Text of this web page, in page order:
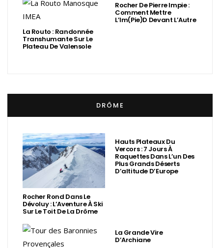
La Routo : Randonnée
Transhumante Sur Le
Plateau De Valensole
Rocher De Pierre Impie :
Comment Mettre
L’Im(Pie)d Devant L’Autre
DRÔME
Rocher Rond Dans Le
Dévoluy : L’Aventure À Ski
Sur Le Toit De La Drôme
Hauts Plateaux Du
Vercors : 7 Jours À
Raquettes Dans L’un Des
Plus Grands Déserts
D’altitude D’Europe
La Grande Vire
D’Archiane